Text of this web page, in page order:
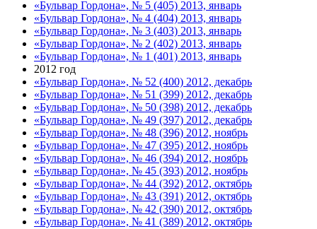
«Бульвар Гордона», № 5 (405) 2013, январь
«Бульвар Гордона», № 4 (404) 2013, январь
«Бульвар Гордона», № 3 (403) 2013, январь
«Бульвар Гордона», № 2 (402) 2013, январь
«Бульвар Гордона», № 1 (401) 2013, январь
2012 год
«Бульвар Гордона», № 52 (400) 2012, декабрь
«Бульвар Гордона», № 51 (399) 2012, декабрь
«Бульвар Гордона», № 50 (398) 2012, декабрь
«Бульвар Гордона», № 49 (397) 2012, декабрь
«Бульвар Гордона», № 48 (396) 2012, ноябрь
«Бульвар Гордона», № 47 (395) 2012, ноябрь
«Бульвар Гордона», № 46 (394) 2012, ноябрь
«Бульвар Гордона», № 45 (393) 2012, ноябрь
«Бульвар Гордона», № 44 (392) 2012, октябрь
«Бульвар Гордона», № 43 (391) 2012, октябрь
«Бульвар Гордона», № 42 (390) 2012, октябрь
«Бульвар Гордона», № 41 (389) 2012, октябрь